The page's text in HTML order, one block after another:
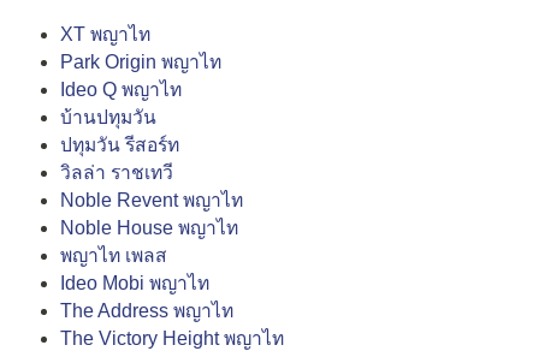
XT พญาไท
Park Origin พญาไท
Ideo Q พญาไท
บ้านปทุมวัน
ปทุมวัน รีสอร์ท
วิลล่า ราชเทวี
Noble Revent พญาไท
Noble House พญาไท
พญาไท เพลส
Ideo Mobi พญาไท
The Address พญาไท
The Victory Height พญาไท